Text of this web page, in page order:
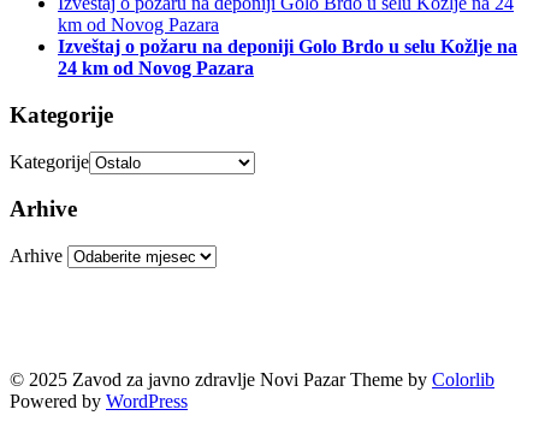
km od Novog Pazara
Izveštaj o požaru na deponiji Golo Brdo u selu Kožlje na
24 km od Novog Pazara
Kategorije
Kategorije
Arhive
Arhive
© 2025 Zavod za javno zdravlje Novi Pazar Theme by Colorlib
Powered by WordPress